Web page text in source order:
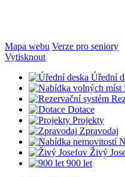
Mapa webu Verze pro seniory
Vytisknout
Úřední
Dotace
Projekty
Zpravodaj
Živý
900 let